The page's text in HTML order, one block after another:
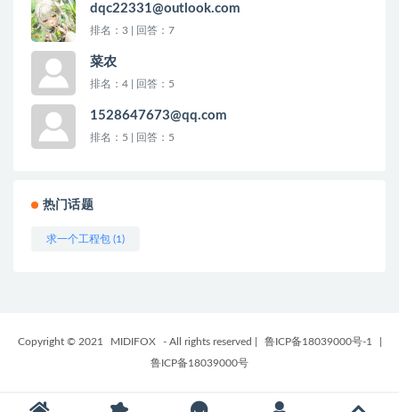
dqc22331@outlook.com
排名：3 | 回答：7
菜农
排名：4 | 回答：5
1528647673@qq.com
排名：5 | 回答：5
热门话题
求一个工程包 (1)
Copyright © 2021 MIDIFOX - All rights reserved 鲁ICP备18039000号-1
鲁ICP备18039000号